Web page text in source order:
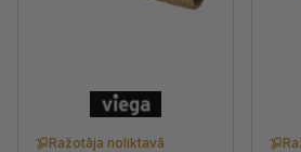
Ražotāja noliktavā